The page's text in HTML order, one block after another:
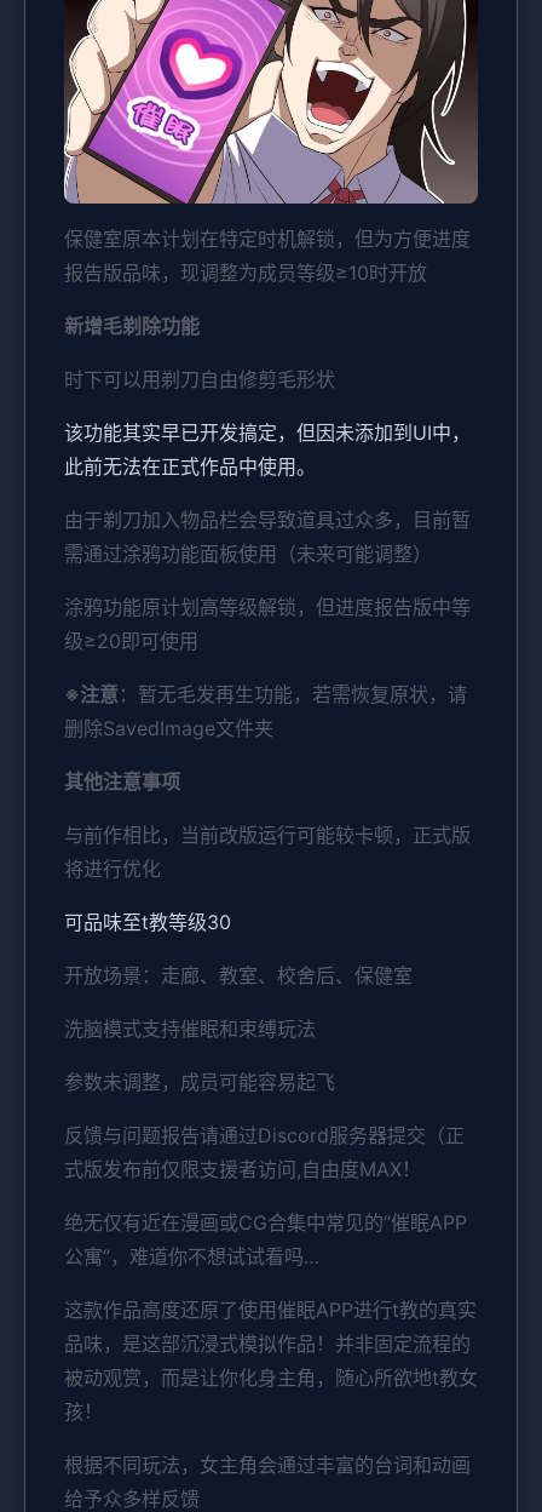
保健室原本计划在特定时机解锁，但为方便进度
报告版品味，现调整为成员等级≥10时开放
新增毛剃除功能
时下可以用剃刀自由修剪毛形状
该功能其实早已开发搞定，但因未添加到UI中，
此前无法在正式作品中使用。
由于剃刀加入物品栏会导致道具过众多，目前暂
需通过涂鸦功能面板使用（未来可能调整）
涂鸦功能原计划高等级解锁，但进度报告版中等
级≥20即可使用
※注意：暂无毛发再生功能，若需恢复原状，请
删除SavedImage文件夹
其他注意事项
与前作相比，当前改版运行可能较卡顿，正式版
将进行优化
可品味至t教等级30
开放场景：走廊、教室、校舍后、保健室
洗脑模式支持催眠和束缚玩法
参数未调整，成员可能容易起飞
反馈与问题报告请通过Discord服务器提交（正
式版发布前仅限支援者访问,自由度MAX！
绝无仅有近在漫画或CG合集中常见的“催眠APP
公寓”，难道你不想试试看吗…
这款作品高度还原了使用催眠APP进行t教的真实
品味，是这部沉浸式模拟作品！并非固定流程的
被动观赏，而是让你化身主角，随心所欲地t教女
孩！
根据不同玩法，女主角会通过丰富的台词和动画
给予众多样反馈